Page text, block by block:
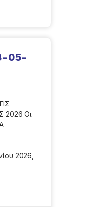
05-
2026 Οι
2026,